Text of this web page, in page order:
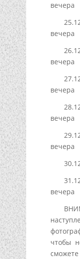
вечера
вечера
вечера
вечера
вечера
вечера
вечера
чтобы